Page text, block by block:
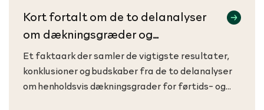
Kort fortalt om de to delanalyser
om dækningsgræder og
udligningsmodeller, januar 2024
Et faktaark der samler de vigtigste resultater,
konklusioner og budskaber fra de to delanalyser
om henholdsvis dækningsgrader for førtids- og